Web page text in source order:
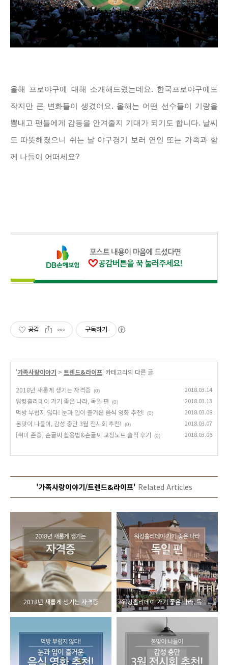
올해 프로야구에 대해 소개해드렸는데요. 한국프로야구에도
작지만 큰 변화들이 생겼어요. 올해는 어떤 선수들이 기량을
뽐내고 팬들에게 감동을 안겨줄지 기대가 되기도 합니다. 날씨
도 따뜻해졌으니 쉬는 날 야구경기 보러 연인 또는 가족과 함
께 나들이 어떠세요?
공감 구독하기
'가족사랑이야기 > 트렌드&라이프' 카테고리의 다른 글
2018년 새롭게 생기는 자격증 (0) 2018.03.14
워킹홀리데이 가기 좋은 나라, 독일 편 (0) 2018.03.13
먹방 부럽지 않다! 눈과 입이 즐거운 음식 영화 추천! (0) 2018.03.08
봄맞이 나들이, 감성 충만 3월 전시회 추천! (0) 2018.03.07
[취미 존중] 손글씨 활용법&손글씨 교정노트 솔직 후기 (0) 2018.03.06
'가족사랑이야기/트렌드&라이프' Related Articles
2018년 새롭게 생기는 자격증 워킹홀리데이 가기 좋은 나라, 독일 편